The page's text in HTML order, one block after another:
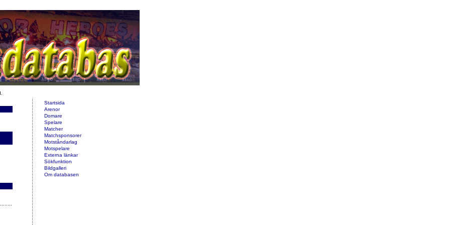
Startsida
Arenor
Domare
Spelare
Matcher
Matchsponsorer
Motståndarlag
Motspelare
Externa länkar
Sökfunktion
Bildgalleri
Om databasen